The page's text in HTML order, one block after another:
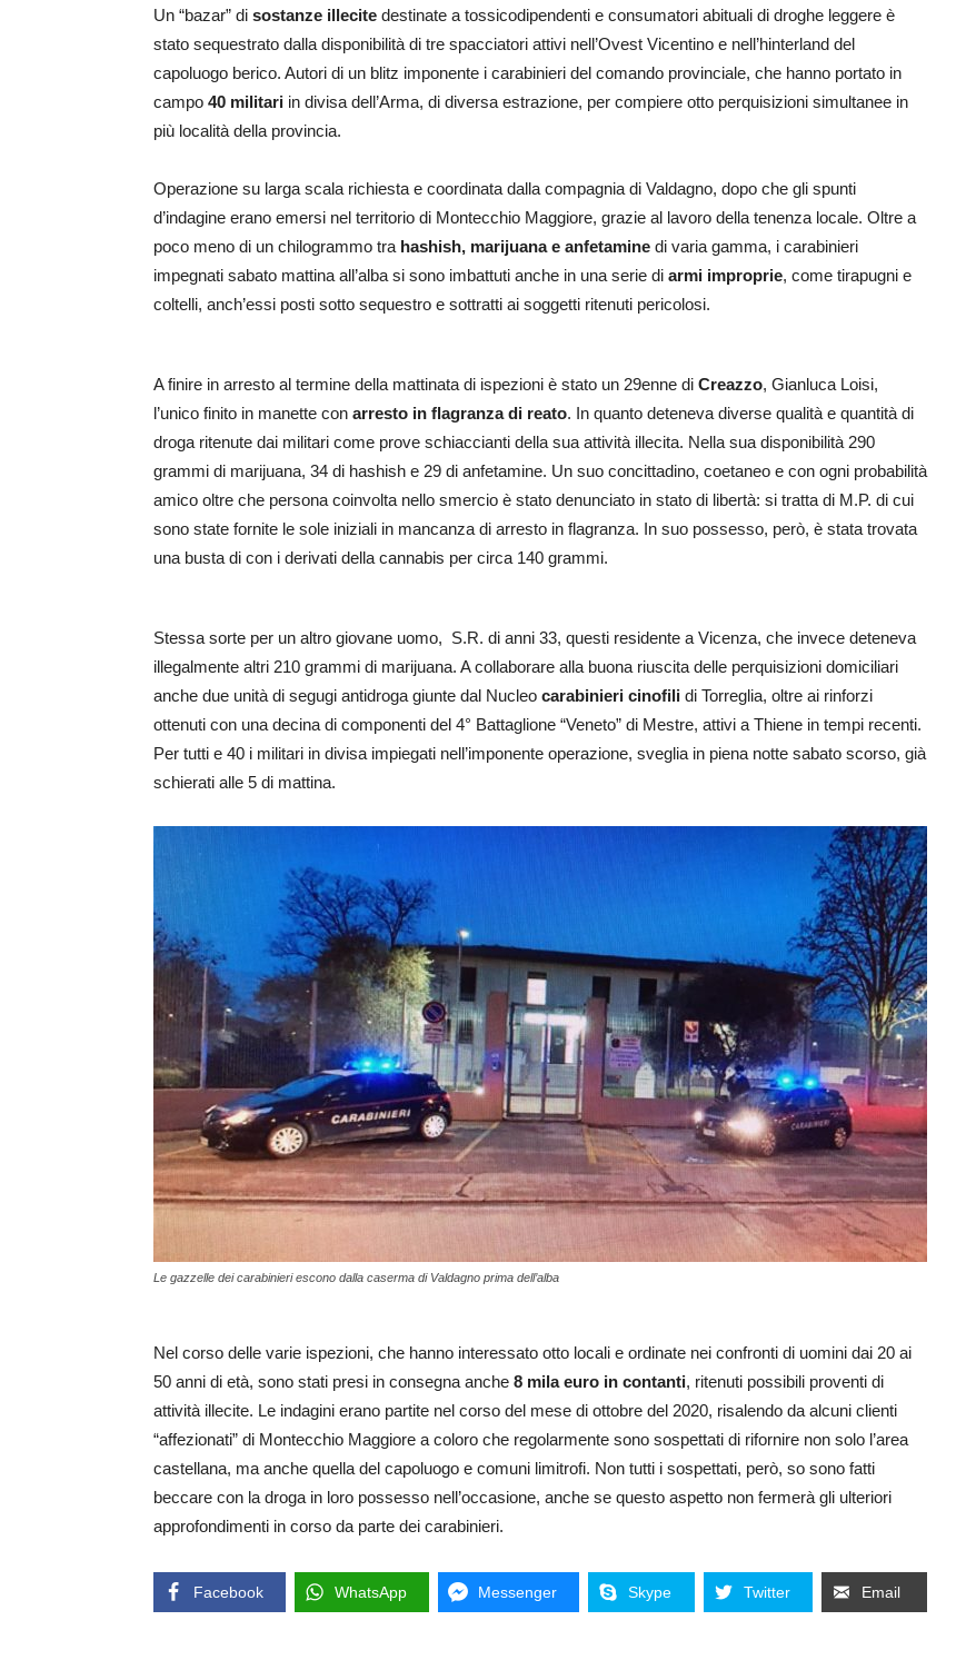
Un “bazar” di sostanze illecite destinate a tossicodipendenti e consumatori abituali di droghe leggere è
stato sequestrato dalla disponibilità di tre spacciatori attivi nell’Ovest Vicentino e nell’hinterland del
capoluogo berico. Autori di un blitz imponente i carabinieri del comando provinciale, che hanno portato in
campo 40 militari in divisa dell’Arma, di diversa estrazione, per compiere otto perquisizioni simultanee in
più località della provincia.
Operazione su larga scala richiesta e coordinata dalla compagnia di Valdagno, dopo che gli spunti
d’indagine erano emersi nel territorio di Montecchio Maggiore, grazie al lavoro della tenenza locale. Oltre a
poco meno di un chilogrammo tra hashish, marijuana e anfetamine di varia gamma, i carabinieri
impegnati sabato mattina all’alba si sono imbattuti anche in una serie di armi improprie, come tirapugni e
coltelli, anch’essi posti sotto sequestro e sottratti ai soggetti ritenuti pericolosi.
A finire in arresto al termine della mattinata di ispezioni è stato un 29enne di Creazzo, Gianluca Loisi,
l’unico finito in manette con arresto in flagranza di reato. In quanto deteneva diverse qualità e quantità di
droga ritenute dai militari come prove schiaccianti della sua attività illecita. Nella sua disponibilità 290
grammi di marijuana, 34 di hashish e 29 di anfetamine. Un suo concittadino, coetaneo e con ogni probabilità
amico oltre che persona coinvolta nello smercio è stato denunciato in stato di libertà: si tratta di M.P. di cui
sono state fornite le sole iniziali in mancanza di arresto in flagranza. In suo possesso, però, è stata trovata
una busta di con i derivati della cannabis per circa 140 grammi.
Stessa sorte per un altro giovane uomo, S.R. di anni 33, questi residente a Vicenza, che invece deteneva
illegalmente altri 210 grammi di marijuana. A collaborare alla buona riuscita delle perquisizioni domiciliari
anche due unità di segugi antidroga giunte dal Nucleo carabinieri cinofili di Torreglia, oltre ai rinforzi
ottenuti con una decina di componenti del 4° Battaglione “Veneto” di Mestre, attivi a Thiene in tempi recenti.
Per tutti e 40 i militari in divisa impiegati nell’imponente operazione, sveglia in piena notte sabato scorso, già
schierati alle 5 di mattina.
Le gazzelle dei carabinieri escono dalla caserma di Valdagno prima dell’alba
Nel corso delle varie ispezioni, che hanno interessato otto locali e ordinate nei confronti di uomini dai 20 ai
50 anni di età, sono stati presi in consegna anche 8 mila euro in contanti, ritenuti possibili proventi di
attività illecite. Le indagini erano partite nel corso del mese di ottobre del 2020, risalendo da alcuni clienti
“affezionati” di Montecchio Maggiore a coloro che regolarmente sono sospettati di rifornire non solo l’area
castellana, ma anche quella del capoluogo e comuni limitrofi. Non tutti i sospettati, però, so sono fatti
beccare con la droga in loro possesso nell’occasione, anche se questo aspetto non fermerà gli ulteriori
approfondimenti in corso da parte dei carabinieri.
Facebook WhatsApp Messenger Skype Twitter Email